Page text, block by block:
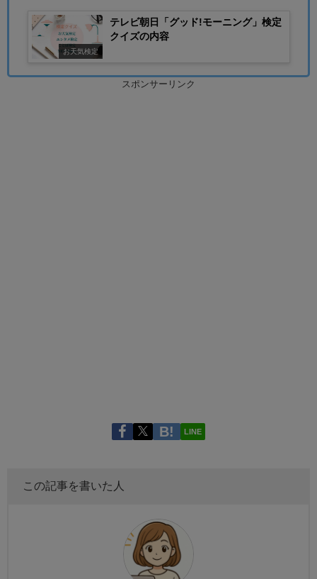
お天気検定
テレビ朝日「グッド!モーニング」検定
クイズの内容
スポンサーリンク
LINE
この記事を書いた人